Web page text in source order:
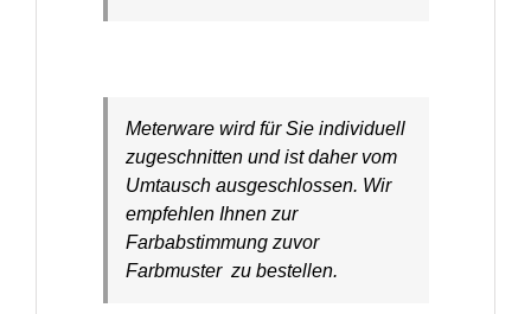
Meterware wird für Sie individuell
zugeschnitten und ist daher vom
Umtausch ausgeschlossen. Wir
empfehlen Ihnen zur
Farbabstimmung zuvor
Farbmuster zu bestellen.